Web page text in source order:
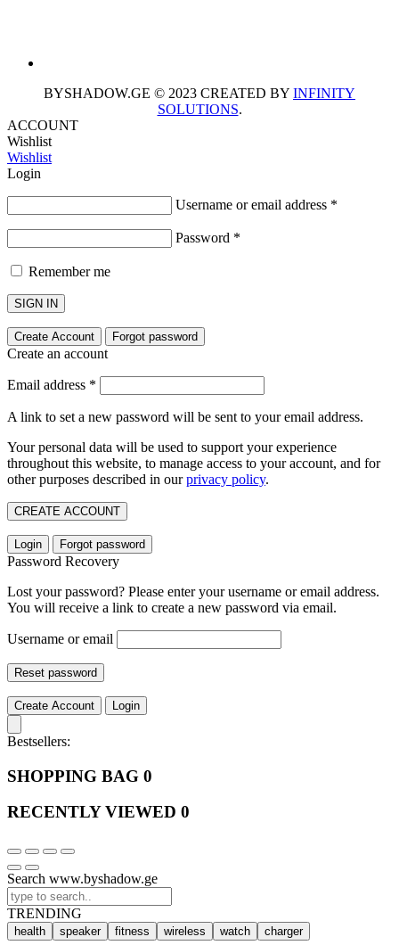
BYSHADOW.GE © 2023 CREATED BY INFINITY
SOLUTIONS.
ACCOUNT
Wishlist
Wishlist
Login
Username or email address *
Password *
Remember me
SIGN IN
Create Account Forgot password
Create an account
Email address *
A link to set a new password will be sent to your email address.
Your personal data will be used to support your experience
throughout this website, to manage access to your account, and for
other purposes described in ourprivacy policy.
CREATE ACCOUNT
Login Forgot password
Password Recovery
Lost your password? Please enter your username or email address.
You will receive a link to create a new password via email.
Username or email
Reset password
Create Account Login
Bestsellers:
SHOPPING BAG 0
RECENTLY VIEWED 0
Search www.byshadow.ge
TRENDING
health speaker fitness wireless watch charger